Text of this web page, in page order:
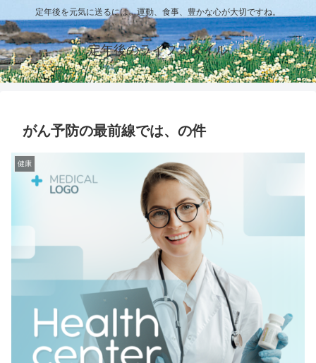
定年後を元気に送るには、運動、食事、豊かな心が大切ですね。
定年後のライフスタイル
がん予防の最前線では、の件
健康